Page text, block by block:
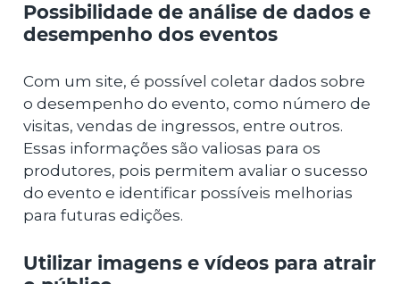
Possibilidade de análise de dados e
desempenho dos eventos
Com um site, é possível coletar dados sobre
o desempenho do evento, como número de
visitas, vendas de ingressos, entre outros.
Essas informações são valiosas para os
produtores, pois permitem avaliar o sucesso
do evento e identificar possíveis melhorias
para futuras edições.
Utilizar imagens e vídeos para atrair